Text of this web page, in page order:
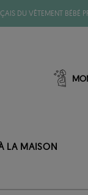
DU VÊTEMENT BÉBÉ
LA MAISON